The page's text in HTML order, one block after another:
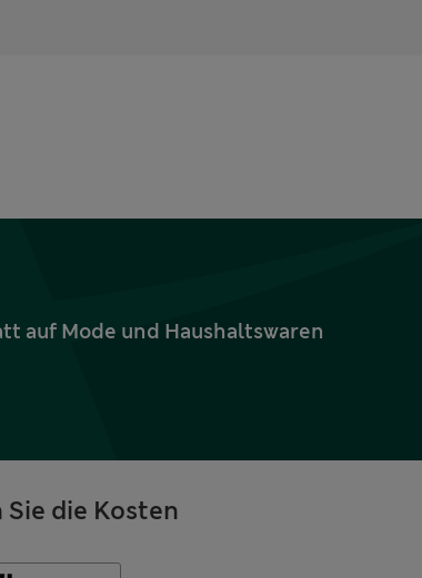
auf Mode und Haushaltswaren
die Kosten